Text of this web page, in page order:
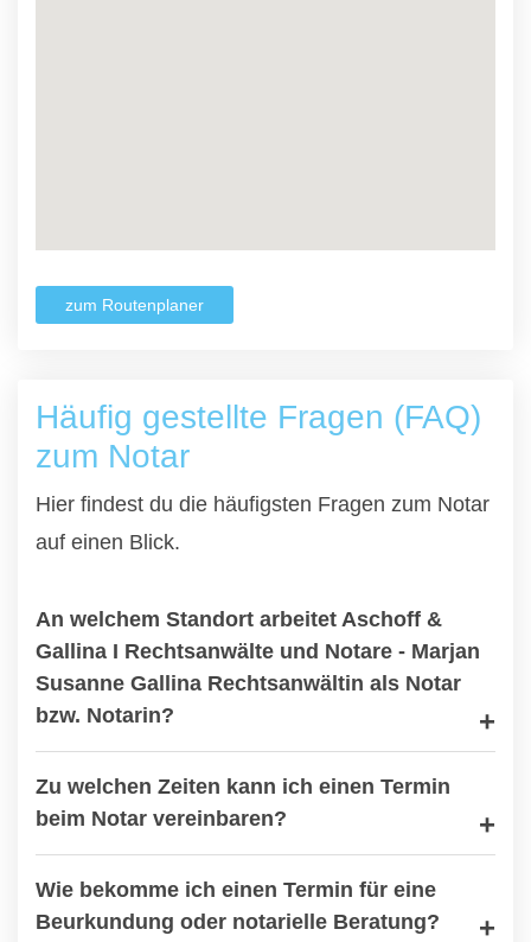
zum Routenplaner
Häufig gestellte Fragen (FAQ)
zum Notar
Hier findest du die häufigsten Fragen zum Notar
auf einen Blick.
An welchem Standort arbeitet Aschoff &
Gallina I Rechtsanwälte und Notare - Marjan
Susanne Gallina Rechtsanwältin als Notar
bzw. Notarin?
Zu welchen Zeiten kann ich einen Termin
beim Notar vereinbaren?
Wie bekomme ich einen Termin für eine
Beurkundung oder notarielle Beratung?